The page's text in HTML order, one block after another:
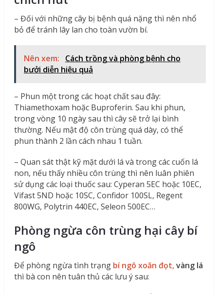
– Đối với những cây bị bệnh quá nặng thì nên nhổ
bỏ để tránh lây lan cho toàn vườn bí.
Nên xem:
Cách trồng và phòng bệnh cho
bưởi diễn hiệu quả
– Phun một trong các hoạt chất sau đây:
Thiamethoxam hoặc Buproferin. Sau khi phun,
trong vòng 10 ngày sau thì cây sẽ trở lại bình
thường. Nếu mật độ côn trùng quá dày, có thể
phun thành 2 lần cách nhau 1 tuần.
– Quan sát thật kỹ mặt dưới lá và trong các cuốn lá
non, nếu thấy nhiều côn trùng thì nên luân phiên
sử dụng các loại thuốc sau: Cyperan 5EC hoặc 10EC,
Vifast 5ND hoặc 10SC, Confidor 100SL, Regent
800WG, Polytrin 440EC, Seleon 500EC…
Phòng ngừa côn trùng hại cây bí
ngô
Để phòng ngừa tình trạng bí ngô xoăn đọt,vàng lá
thì bà con nên tuân thủ các lưu ý sau: